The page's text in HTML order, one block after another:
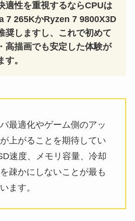
適性を重視するならCPUは
7 265KかRyzen 7 9800X3D
奨しますし、これで初めて
高描画でも安定した体験が
す。
最適化やゲーム側のアッ
上がることを期待してい
速度、メモリ容量、冷却
疎かにしないことが最も
ます。